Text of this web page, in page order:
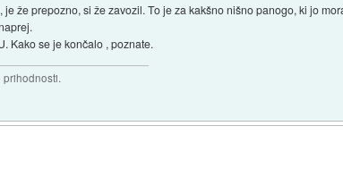
že prepozno, si že zavozil. To je za kakšno nišno panogo, ki jo
Kako se je končalo , poznate.
prihodnosti.